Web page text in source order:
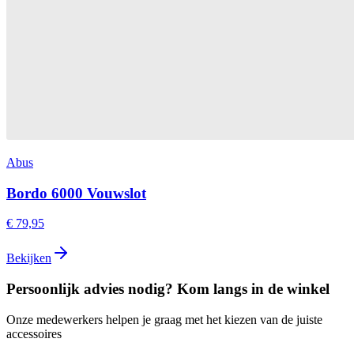
Abus
Bordo 6000 Vouwslot
€ 79,95
Bekijken
Persoonlijk advies nodig? Kom langs in de winkel
Onze medewerkers helpen je graag met het kiezen van de juiste
accessoires